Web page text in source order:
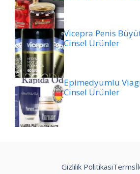
Vicepra Penis
Cinsel Ürünler
Epimedyumlu
Cinsel Ürünler
Gizlilik PolitikasıTerms